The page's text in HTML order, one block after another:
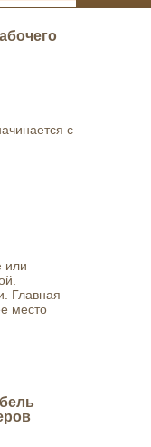
с
или
Главная
место